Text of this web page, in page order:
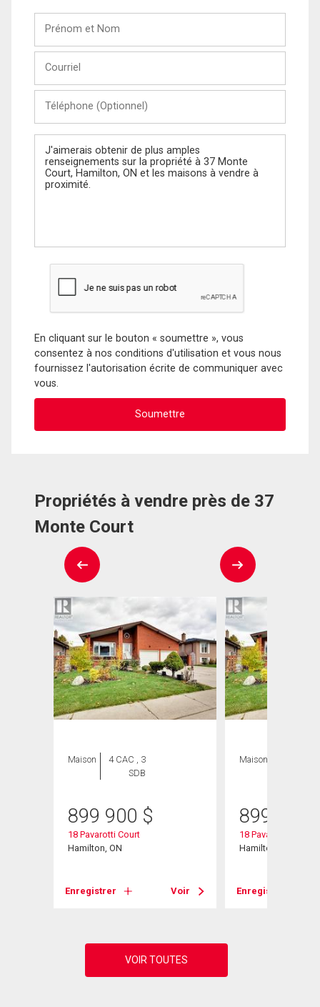
Nom
(Optionnel)
Message
En cliquant sur le bouton « soumettre », vous
consentez à nos conditions d'utilisation et vous nous
fournissez l'autorisation écrite de communiquer avec
vous.
Propriétés à vendre près de 37
Monte Court
Maison
4 CAC , 3
SDB
899 900 $
18 Pavarotti Court
Hamilton, ON
Enregistrer Voir
Maison
899 900
18 Pavarotti Court
Hamilton, ON
Enregistrer